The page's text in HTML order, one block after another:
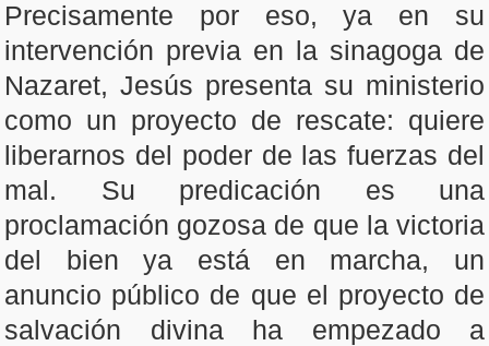
Precisamente por eso, ya en su
intervención previa en la sinagoga de
Nazaret, Jesús presenta su ministerio
como un proyecto de rescate: quiere
liberarnos del poder de las fuerzas del
mal. Su predicación es una
proclamación gozosa de que la victoria
del bien ya está en marcha, un
anuncio público de que el proyecto de
salvación divina ha empezado a